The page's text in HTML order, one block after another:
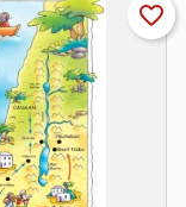
favorite_border